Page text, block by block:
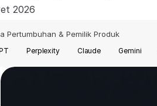
2026
Pertumbuhan & Pemilik Produk
Perplexity Claude Gemini